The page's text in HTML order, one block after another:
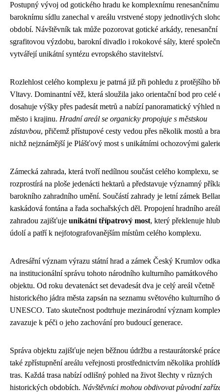
Postupný vývoj od gotického hradu ke komplexnímu renesančnímu
baroknímu sídlu zanechal v areálu vrstvené stopy jednotlivých
období. Návštěvník tak může pozorovat gotické arkády, renesanční
sgrafitovou výzdobu, barokní divadlo i rokokové sály, které
vytvářejí unikátní syntézu evropského stavitelství.
Rozlehlost celého komplexu je patrná již při pohledu z protějšího
Vltavy. Dominantní věž, která sloužila jako orientační bod pro celé
dosahuje výšky přes padesát metrů a nabízí panoramatický výhled
město i krajinu. Hradní areál se organicky propojuje s městskou
zástavbou, přičemž přístupové cesty vedou přes několik mostů a
nichž nejznámější je Plášťový most s unikátními ochozovými
Zámecká zahrada, která tvoří nedílnou součást celého komplexu, se
rozprostírá na ploše jedenácti hektarů a představuje významný
barokního zahradního umění. Součástí zahrady je letní zámek
kaskádová fontána a řada sochařských děl. Propojení hradního
zahradou zajišťuje unikátní třípatrový most, který překlenuje
údolí a patří k nejfotografovanějším místům celého komplexu.
Adresářní význam výrazu státní hrad a zámek Český Krumlov
na institucionální správu tohoto národního kulturního památkového
objektu. Od roku devatenáct set devadesát dva je celý areál včetně
historického jádra města zapsán na seznamu světového kulturního
UNESCO. Tato skutečnost podtrhuje mezinárodní význam
zavazuje k péči o jeho zachování pro budoucí generace.
Správa objektu zajišťuje nejen běžnou údržbu a restaurátorské
také zpřístupnění areálu veřejnosti prostřednictvím několika
tras. Každá trasa nabízí odlišný pohled na život šlechty v různých
historických obdobích. Návštěvníci mohou obdivovat původní